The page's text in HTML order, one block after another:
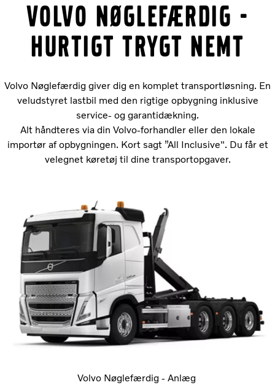
volvo nøglefærdig -
HURTIGT TRYGT NEMT
Volvo Nøglefærdig giver dig en komplet transportløsning. En
veludstyret lastbil med den rigtige opbygning inklusive
service- og garantidækning.
Alt håndteres via din Volvo-forhandler eller den lokale
importør af opbygningen. Kort sagt ”All Inclusive". Du får et
velegnet køretøj til dine transportopgaver.
Volvo Nøglefærdig - Anlæg